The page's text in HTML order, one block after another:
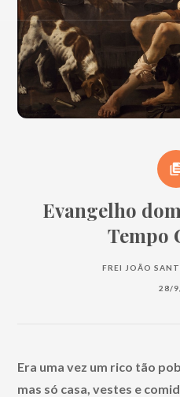
Evangelho
Tempo
FREI JOÃO
28/
Era uma vez um rico tão
mas só casa, vestes e